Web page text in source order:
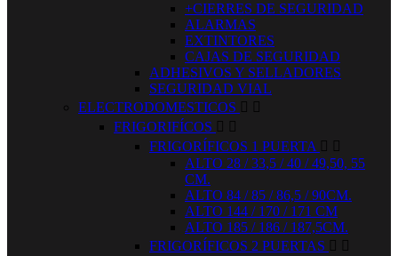
+CIERRES DE SEGURIDAD
ALARMAS
EXTINTORES
CAJAS DE SEGURIDAD
ADHESIVOS Y SELLADORES
SEGURIDAD VIAL
ELECTRODOMESTICOS  
FRIGORIFÍCOS  
FRIGORÍFICOS 1 PUERTA  
ALTO 28 / 33,5 / 40 / 49,50, 55
CM.
ALTO 84 / 85 / 86,5 / 90CM.
ALTO 144 / 170 / 171 CM
ALTO 185 / 186 / 187,5CM.
FRIGORÍFICOS 2 PUERTAS  